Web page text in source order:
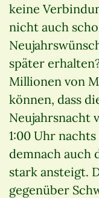
keine
nicht auch
später
Millionen von
können, dass
Neujahrsnacht
1:00 Uhr
demnach auch
stark ansteigt.
gegenüber